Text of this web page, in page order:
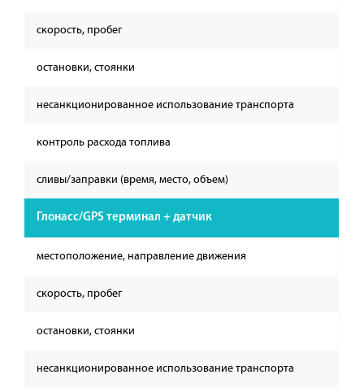
скорость, пробег
остановки, стоянки
несанкционированное использование транспорта
контроль расхода топлива
сливы/заправки (время, место, объем)
Глонасс/GPS терминал + датчик
местоположение, направление движения
скорость, пробег
остановки, стоянки
несанкционированное использование транспорта